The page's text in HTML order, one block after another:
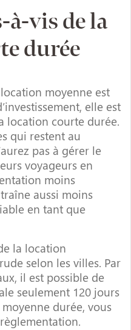
à-vis de la
durée
moyenne est
elle est
location courte durée.
qui restent au
pas à gérer le
voyageurs en
moins
aussi moins
en tant que
la location
selon les villes. Par
il est possible de
seulement 120 jours
durée, vous